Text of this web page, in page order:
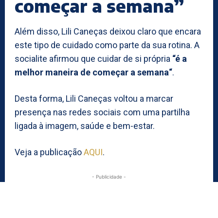
começar a semana”
Além disso, Lili Caneças deixou claro que encara
este tipo de cuidado como parte da sua rotina. A
socialite afirmou que cuidar de si própria “é a
melhor maneira de começar a semana“.
Desta forma, Lili Caneças voltou a marcar
presença nas redes sociais com uma partilha
ligada à imagem, saúde e bem-estar.
Veja a publicaçãoAQUI.
- Publicidade -